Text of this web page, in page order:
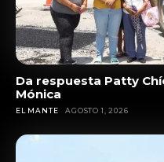
Da respuesta Patty
Mónica
EL MANTE AGOSTO 1, 2026